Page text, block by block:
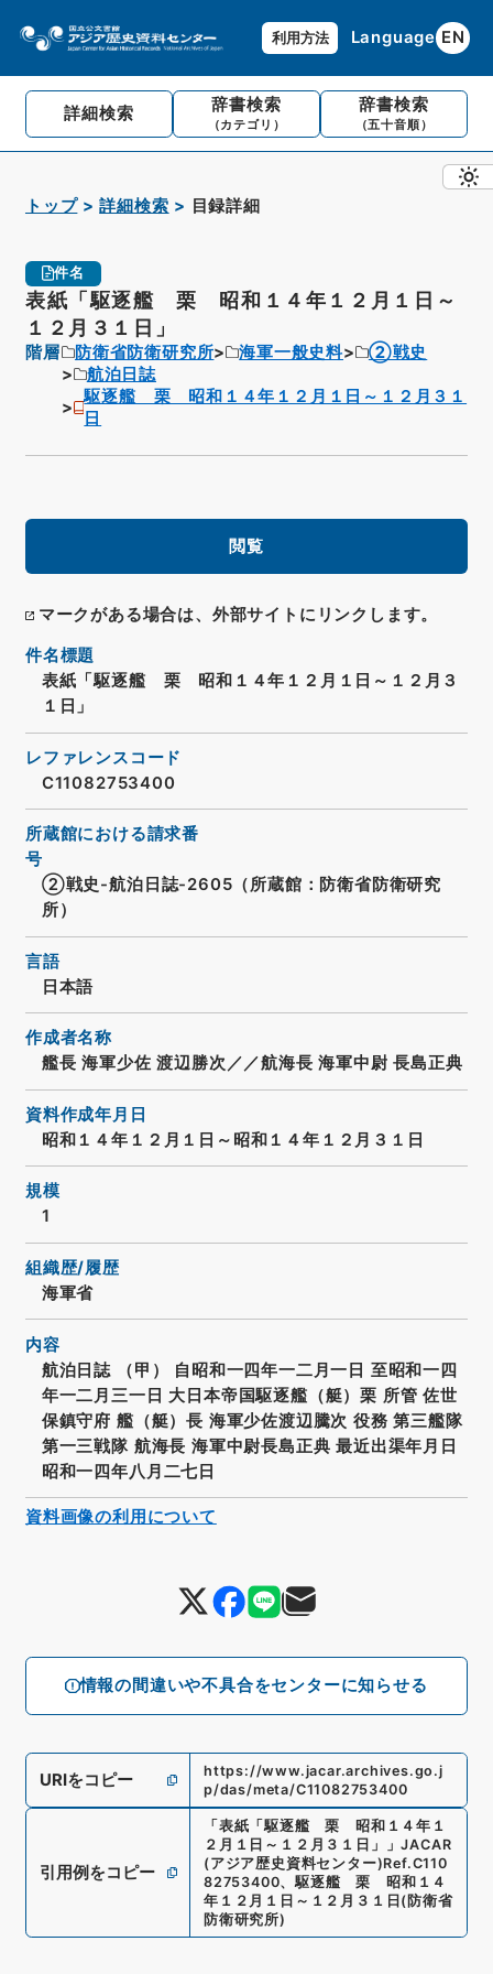
利用方法 Language EN
詳細検索 辞書検索
（カテゴリ）
辞書検索
（五十音順）
トップ 詳細検索 目録詳細
件名
表紙「駆逐艦 栗 昭和１４年１２月１日～
１２月３１日」
階層 防衛省防衛研究所 海軍一般史料
②戦史
航泊日誌
駆逐艦 栗 昭和１４年１２月１日～１２月３１
日
閲覧
マークがある場合は、外部サイトにリンクします。
情報の間違いや不具合をセンターに知らせる
件名標題
表紙「駆逐艦 栗 昭和１４年１２月１日～１２月３
１日」
レファレンスコード
C11082753400
所蔵館における請求番
号
②戦史-航泊日誌-2605（所蔵館：防衛省防衛研究
所）
言語
日本語
作成者名称
艦長 海軍少佐 渡辺勝次／／航海長 海軍中尉 長島正典
資料作成年月日
昭和１４年１２月１日～昭和１４年１２月３１日
規模
1
組織歴/履歴
海軍省
内容
航泊日誌 （甲） 自昭和一四年一二月一日 至昭和一四
年一二月三一日 大日本帝国駆逐艦（艇）栗 所管 佐世
保鎮守府 艦（艇）長 海軍少佐渡辺騰次 役務 第三艦隊
第一三戦隊 航海長 海軍中尉長島正典 最近出渠年月日
昭和一四年八月二七日
URIをコピー
https://www.jacar.archives.go.j
p/das/meta/C11082753400
引用例をコピー
「 表紙「駆逐艦 栗 昭和１４年１
２月１日～１２月３１日」
」JACAR
(アジア歴史資料センター)Ref.C110
82753400、駆逐艦 栗 昭和１４
年１２月１日～１２月３１日 ( 防衛省
防衛研究所)
資料画像の利用について